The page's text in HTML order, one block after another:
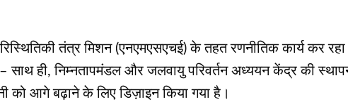
तंत्र मिशन (एनएमएसएचई) के तहत रणनीतिक कार्य कर
साथ ही, निम्नतापमंडल और जलवायु परिवर्तन अध्ययन केंद्र की
को आगे बढ़ाने के लिए डिज़ाइन किया गया है।